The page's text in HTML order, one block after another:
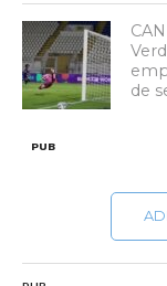
de
PUB